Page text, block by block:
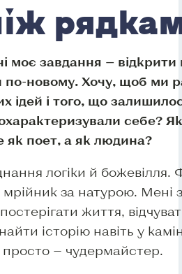
моє завдання —
по-новому. Хочу, щоб ми
ідей і того, що
охарактеризували себе?
як поет, а як людина?
логіки й божевілля.
за натурою. Мені
життя,
історію навіть у
— чудермайстер.